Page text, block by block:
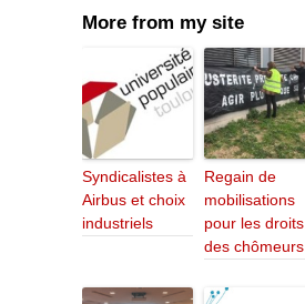
More from my site
Syndicalistes à
Airbus et choix
industriels
Regain de
mobilisations
pour les droits
des chômeurs